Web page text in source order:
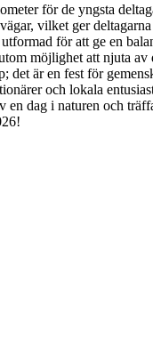
för de yngsta
vilket ger
för att ge en
möjlighet att njuta
är en fest för
och lokala
dag i naturen och